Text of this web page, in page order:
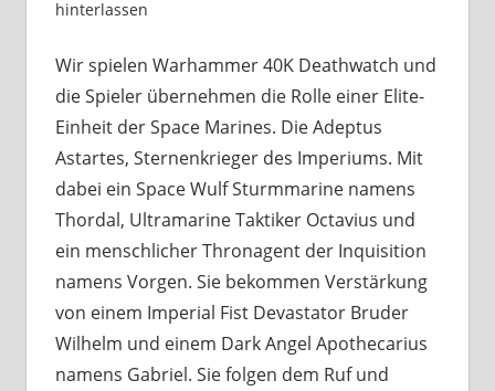
hinterlassen
Wir spielen Warhammer 40K Deathwatch und
die Spieler übernehmen die Rolle einer Elite-
Einheit der Space Marines. Die Adeptus
Astartes, Sternenkrieger des Imperiums. Mit
dabei ein Space Wulf Sturmmarine namens
Thordal, Ultramarine Taktiker Octavius und
ein menschlicher Thronagent der Inquisition
namens Vorgen. Sie bekommen Verstärkung
von einem Imperial Fist Devastator Bruder
Wilhelm und einem Dark Angel Apothecarius
namens Gabriel. Sie folgen dem Ruf und